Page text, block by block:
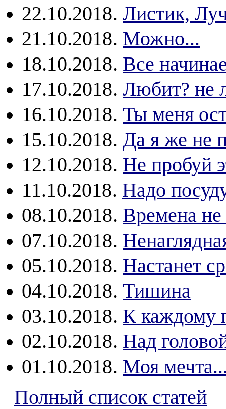
22.10.2018. Листик,
21.10.2018. Можно...
18.10.2018. Все
17.10.2018. Любит? не
16.10.2018. Ты меня
15.10.2018. Да я же не
12.10.2018. Не пробуй
11.10.2018. Надо
08.10.2018. Времена
07.10.2018.
05.10.2018. Настанет
04.10.2018. Тишина
03.10.2018. К каждому
02.10.2018. Над
01.10.2018. Моя
Полный список статей